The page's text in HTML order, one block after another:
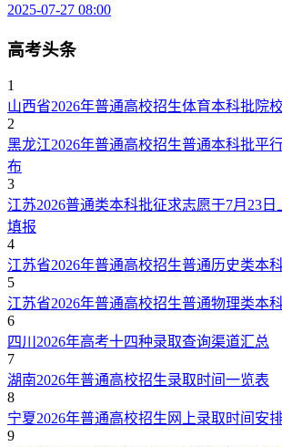
2025-07-27 08:00
高考头条
1
山西省2026年普通高校招生体育本科批院
2
黑龙江2026年普通高校招生普通本科批平
布
3
江苏2026普通类本科批征求志愿于7月23日
填报
4
江苏省2026年普通高校招生普通历史类本
5
江苏省2026年普通高校招生普通物理类本
6
四川2026年高考十四种录取查询渠道汇总
7
湖南2026年普通高校招生录取时间一览表
8
宁夏2026年普通高校招生网上录取时间安
9